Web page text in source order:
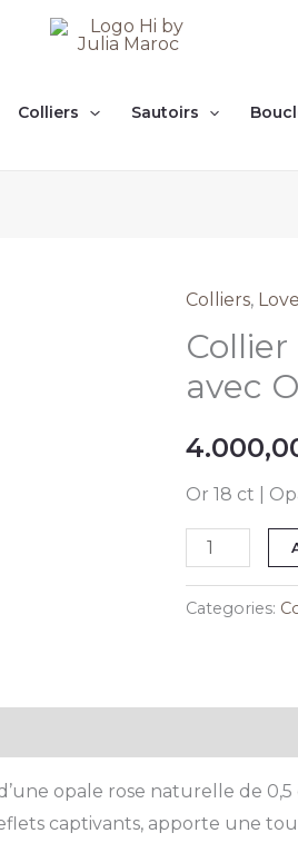
Colliers Sautoirs
Colliers,
avec
Or 18 ct |
Collier
Love
en
Or
ct
avec
Opale
Rose
Categories:
opale rose naturelle de
captivants, apporte une